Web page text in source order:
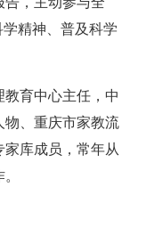
精神、普及科学
育中心主任，中
物、重庆市家教流
库成员，常年从